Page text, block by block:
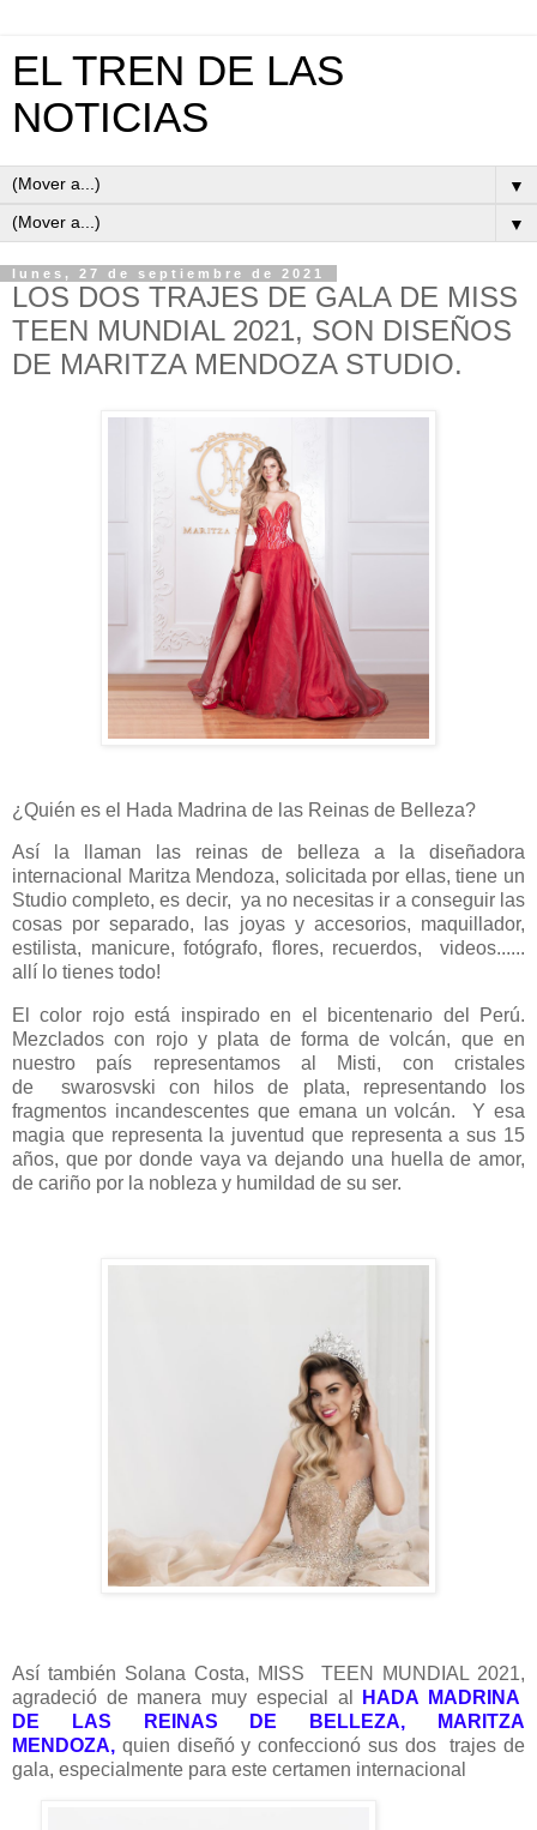
EL TREN DE LAS
NOTICIAS
▼
▼
lunes, 27 de septiembre de 2021
LOS DOS TRAJES DE GALA DE MISS
TEEN MUNDIAL 2021, SON DISEÑOS
DE MARITZA MENDOZA STUDIO.
¿Quién es el Hada Madrina de las Reinas de Belleza?
Así la llaman las reinas de belleza a la diseñadora
internacional Maritza Mendoza, solicitada por ellas, tiene un
Studio completo, es decir, ya no necesitas ir a conseguir las
cosas por separado, las joyas y accesorios, maquillador,
estilista, manicure, fotógrafo, flores, recuerdos, videos......
allí lo tienes todo!
El color rojo está inspirado en el bicentenario del Perú.
Mezclados con rojo y plata de forma de volcán, que en
nuestro país representamos al Misti, con cristales
de
swarosvski con hilos de plata, representando los
fragmentos incandescentes que emana un volcán. Y esa
magia que representa la juventud que representa a sus 15
años, que por donde vaya va dejando una huella de amor,
de cariño por la nobleza y humildad de su ser.
Así también Solana Costa, MISS TEEN MUNDIAL 2021,
agradeció de manera muy especial al
HADA MADRINA
DE LAS REINAS DE BELLEZA, MARITZA
MENDOZA, quien diseñó y confeccionó sus dos trajes de
gala, especialmente para este certamen internacional